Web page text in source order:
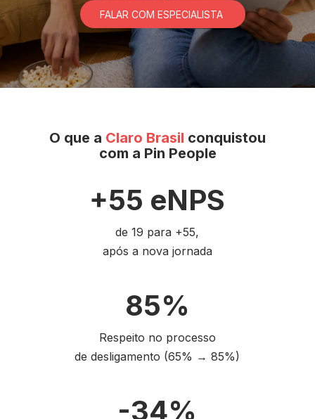
FALAR COM ESPECIALISTA
O que a Claro Brasil conquistou
com a Pin People
+55 eNPS
de 19 para +55,
após a nova jornada
85%
Respeito no processo
de desligamento (65% → 85%)
-34%